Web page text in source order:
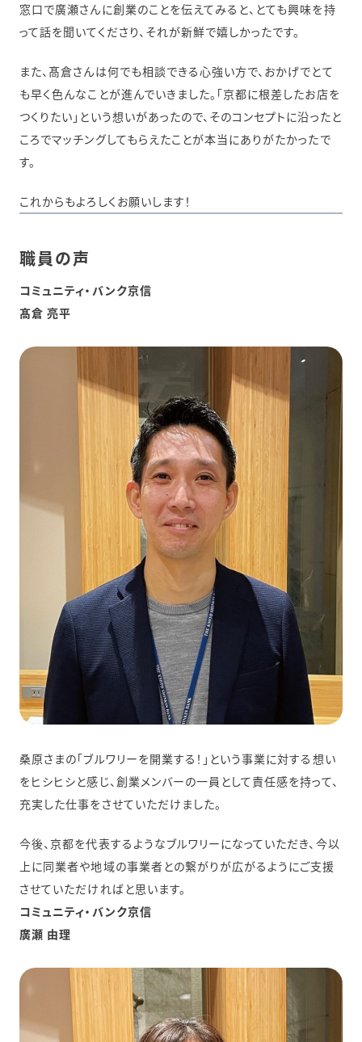
窓口で廣瀬さんに創業のことを伝えてみると、とても興味を持
って話を聞いてくださり、それが新鮮で嬉しかったです。
また、髙倉さんは何でも相談できる心強い方で、おかげでとて
も早く色んなことが進んでいきました。「京都に根差したお店を
つくりたい」という想いがあったので、そのコンセプトに沿ったと
ころでマッチングしてもらえたことが本当にありがたかったで
す。
これからもよろしくお願いします！
職員の声
コミュニティ・バンク京信
髙倉 亮平
桑原さまの「ブルワリーを開業する！」という事業に対する想い
をヒシヒシと感じ、創業メンバーの一員として責任感を持って、
充実した仕事をさせていただけました。
今後、京都を代表するようなブルワリーになっていただき、今以
上に同業者や地域の事業者との繋がりが広がるようにご支援
させていただければと思います。
コミュニティ・バンク京信
廣瀬 由理